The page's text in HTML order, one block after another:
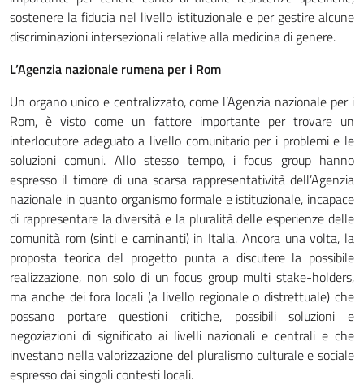
sostenere la fiducia nel livello istituzionale e per gestire alcune
discriminazioni intersezionali relative alla medicina di genere.
L’Agenzia nazionale rumena per i Rom
Un organo unico e centralizzato, come l’Agenzia nazionale per i
Rom, è visto come un fattore importante per trovare un
interlocutore adeguato a livello comunitario per i problemi e le
soluzioni comuni. Allo stesso tempo, i focus group hanno
espresso il timore di una scarsa rappresentatività dell’Agenzia
nazionale in quanto organismo formale e istituzionale, incapace
di rappresentare la diversità e la pluralità delle esperienze delle
comunità rom (sinti e caminanti) in Italia. Ancora una volta, la
proposta teorica del progetto punta a discutere la possibile
realizzazione, non solo di un focus group multi stake-holders,
ma anche dei fora locali (a livello regionale o distrettuale) che
possano portare questioni critiche, possibili soluzioni e
negoziazioni di significato ai livelli nazionali e centrali e che
investano nella valorizzazione del pluralismo culturale e sociale
espresso dai singoli contesti locali.